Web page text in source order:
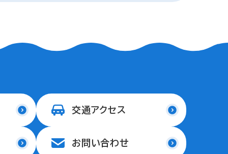
交通アクセス
お問い合わせ